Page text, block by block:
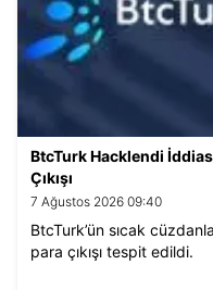
BtcTurk Hacklendi
Çıkışı
7 Ağustos 2026 09:40
BtcTurk’ün sıcak
para çıkışı tespit edildi.